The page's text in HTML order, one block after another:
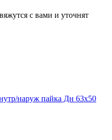
с вами и уточнят
наруж пайка Дн 63х50